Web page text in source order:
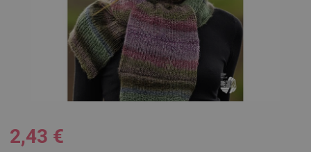
2,43 €